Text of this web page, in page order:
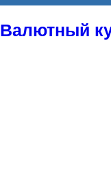
Валютный